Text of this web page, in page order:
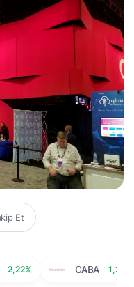
Et
2,22% CABA 1,27%